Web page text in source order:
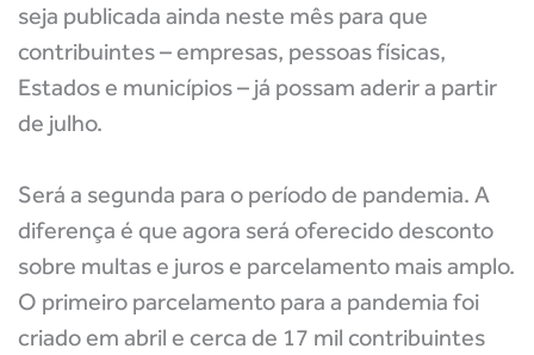
seja publicada ainda neste mês para que
contribuintes – empresas, pessoas físicas,
Estados e municípios – já possam aderir a partir
de julho.
Será a segunda para o período de pandemia. A
diferença é que agora será oferecido desconto
sobre multas e juros e parcelamento mais amplo.
O primeiro parcelamento para a pandemia foi
criado em abril e cerca de 17 mil contribuintes